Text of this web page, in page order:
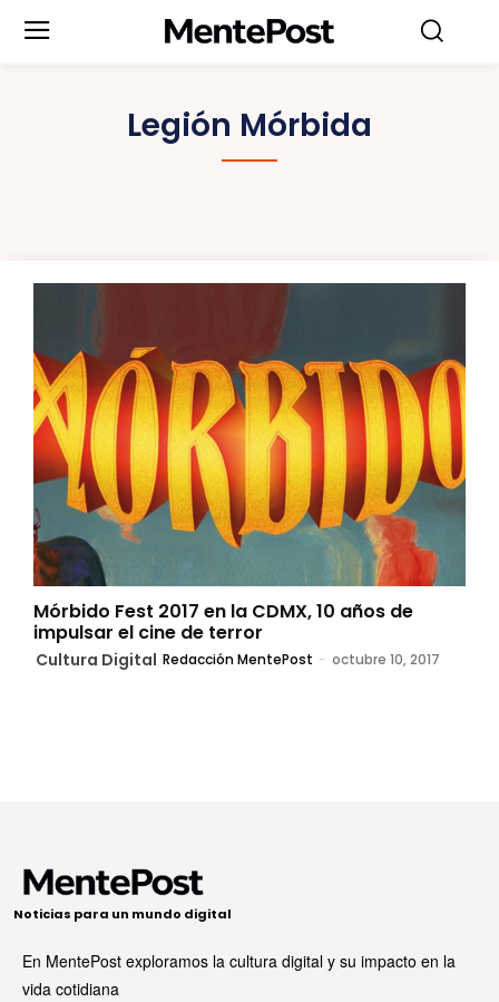
Legión Mórbida
Mórbido Fest 2017 en la CDMX, 10 años de
impulsar el cine de terror
Cultura Digital Redacción MentePost - octubre 10, 2017
Noticias para un mundo digital
En MentePost exploramos la cultura digital y su impacto en la
vida cotidiana